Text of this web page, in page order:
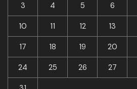
3 4 5 6
10 11 12 13
17 18 19 20
24 25 26 27